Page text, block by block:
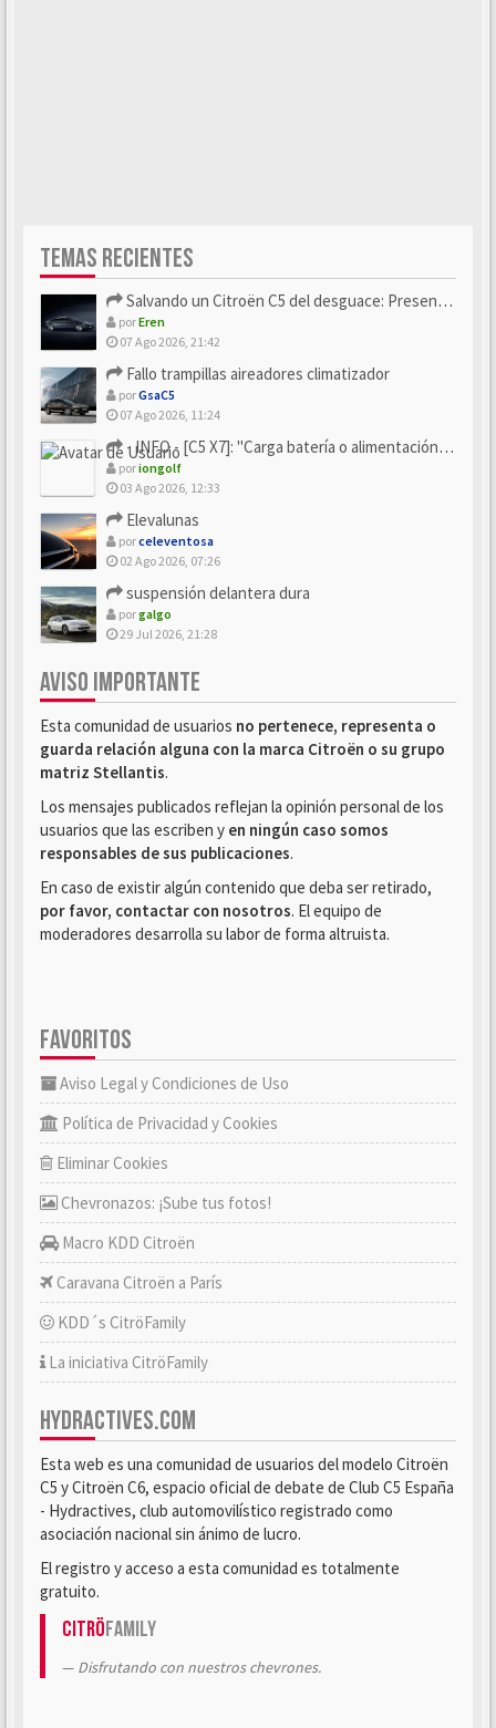
TEMAS RECIENTES
Salvando un Citroën C5 del desguace: Presentación y seguimiento
porEren
07 Ago 2026, 21:42
Fallo trampillas aireadores climatizador
porGsaC5
07 Ago 2026, 11:24
- INFO - [C5 X7]: "Carga batería o alimentación eléctri...
poriongolf
03 Ago 2026, 12:33
Elevalunas
porceleventosa
02 Ago 2026, 07:26
suspensión delantera dura
porgalgo
29 Jul 2026, 21:28
AVISO IMPORTANTE
Esta comunidad de usuarios no pertenece, representa o
guarda relación alguna con la marca Citroën o su grupo
matriz Stellantis.
Los mensajes publicados reflejan la opinión personal de los
usuarios que las escriben y en ningún caso somos
responsables de sus publicaciones.
En caso de existir algún contenido que deba ser retirado,
por favor, contactar con nosotros. El equipo de
moderadores desarrolla su labor de forma altruista.
FAVORITOS
Aviso Legal y Condiciones de Uso
Política de Privacidad y Cookies
Eliminar Cookies
Chevronazos: ¡Sube tus fotos!
Macro KDD Citroën
Caravana Citroën a París
KDD´s CitröFamily
La iniciativa CitröFamily
HYDRACTIVES.COM
Esta web es una comunidad de usuarios del modelo Citroën
C5 y Citroën C6, espacio oficial de debate de Club C5 España
- Hydractives, club automovilístico registrado como
asociación nacional sin ánimo de lucro.
El registro y acceso a esta comunidad es totalmente
gratuito.
CitröFamily
Disfrutando con nuestros chevrones.